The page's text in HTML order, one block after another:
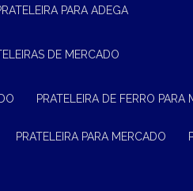
PRATELEIRA PARA ADEGA
DE MERCADO
PRATELEIRA DE FERRO PARA
PRATELEIRA PARA MERCADO